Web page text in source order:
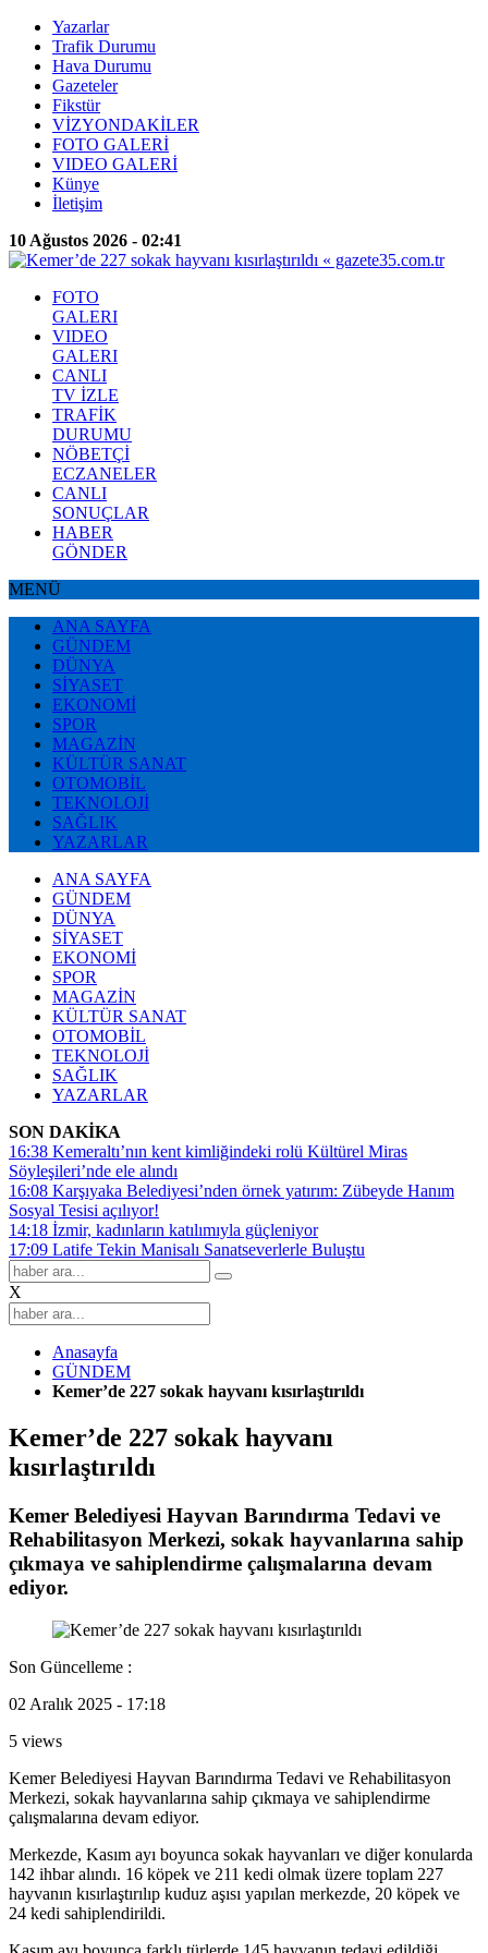
Yazarlar
Trafik Durumu
Hava Durumu
Gazeteler
Fikstür
VİZYONDAKİLER
FOTO GALERİ
VIDEO GALERİ
Künye
İletişim
10 Ağustos 2026 - 02:41
FOTO
GALERI
VIDEO
GALERI
CANLI
TV İZLE
TRAFİK
DURUMU
NÖBETÇİ
ECZANELER
CANLI
SONUÇLAR
HABER
GÖNDER
MENÜ
ANA SAYFA
GÜNDEM
DÜNYA
SİYASET
EKONOMİ
SPOR
MAGAZİN
KÜLTÜR SANAT
OTOMOBİL
TEKNOLOJİ
SAĞLIK
YAZARLAR
ANA SAYFA
GÜNDEM
DÜNYA
SİYASET
EKONOMİ
SPOR
MAGAZİN
KÜLTÜR SANAT
OTOMOBİL
TEKNOLOJİ
SAĞLIK
YAZARLAR
SON DAKİKA
16:38 Kemeraltı’nın kent kimliğindeki rolü Kültürel Miras
Söyleşileri’nde ele alındı
16:08 Karşıyaka Belediyesi’nden örnek yatırım: Zübeyde Hanım
Sosyal Tesisi açılıyor!
14:18 İzmir, kadınların katılımıyla güçleniyor
17:09 Latife Tekin Manisalı Sanatseverlerle Buluştu
X
Anasayfa
GÜNDEM
Kemer’de 227 sokak hayvanı kısırlaştırıldı
Kemer’de 227 sokak hayvanı
kısırlaştırıldı
Kemer Belediyesi Hayvan Barındırma Tedavi ve
Rehabilitasyon Merkezi, sokak hayvanlarına sahip
çıkmaya ve sahiplendirme çalışmalarına devam
ediyor.
Son Güncelleme :
02 Aralık 2025 - 17:18
5 views
Kemer Belediyesi Hayvan Barındırma Tedavi ve Rehabilitasyon
Merkezi, sokak hayvanlarına sahip çıkmaya ve sahiplendirme
çalışmalarına devam ediyor.
Merkezde, Kasım ayı boyunca sokak hayvanları ve diğer konularda
142 ihbar alındı. 16 köpek ve 211 kedi olmak üzere toplam 227
hayvanın kısırlaştırılıp kuduz aşısı yapılan merkezde, 20 köpek ve
24 kedi sahiplendirildi.